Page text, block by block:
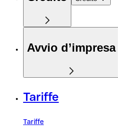
Avvio d’impresa
Tariffe
Tariffe